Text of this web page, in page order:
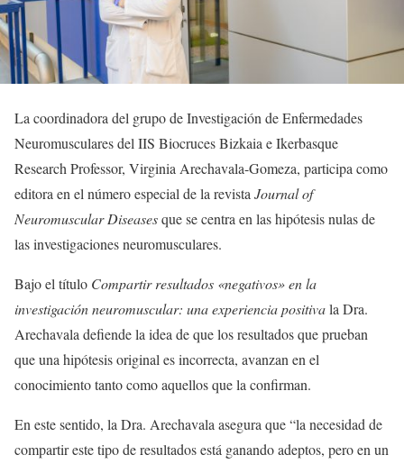
La coordinadora del grupo de Investigación de Enfermedades
Neuromusculares del IIS Biocruces Bizkaia e Ikerbasque
Research Professor, Virginia Arechavala-Gomeza, participa como
editora en el número especial de la revistaJournal of
Neuromuscular Diseasesque se centra en las hipótesis nulas de
las investigaciones neuromusculares.
Bajo el título Compartir resultados «negativos» en la
investigación neuromuscular: una experiencia positivala Dra.
Arechavala defiende la idea de que los resultados que prueban
que una hipótesis original es incorrecta, avanzan en el
conocimiento tanto como aquellos que la confirman.
En este sentido, la Dra. Arechavala asegura que “la necesidad de
compartir este tipo de resultados está ganando adeptos, pero en un